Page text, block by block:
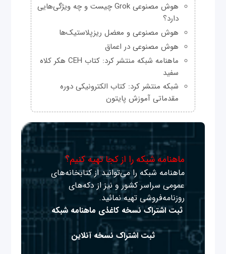
هوش مصنوعی Grok چیست و چه ویژگی‌هایی
دارد؟
هوش مصنوعی و معضل ریزپلاستیک‌ها
هوش مصنوعی در اعماق
ماهنامه شبکه منتشر کرد: کتاب CEH هکر کلاه
سفید
شبکه منتشر کرد: کتاب الکترونیکی دوره
مقدماتی آموزش پایتون
ماهنامه شبکه را از کجا تهیه کنیم؟
ماهنامه شبکه را می‌توانید از کتابخانه‌های
عمومی سراسر کشور و نیز از دکه‌های
روزنامه‌فروشی تهیه نمائید.
ثبت اشتراک نسخه کاغذی ماهنامه شبکه
ثبت اشتراک نسخه آنلاین